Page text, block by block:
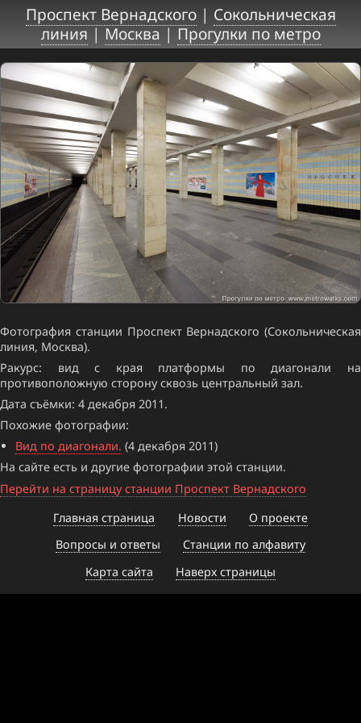
Проспект Вернадского| Сокольническая
линия|Москва|Прогулки по метро
Фотография станции Проспект Вернадского (Сокольническая
линия, Москва).
Ракурс: вид с края платформы по диагонали на
противоположную сторону сквозь центральный зал.
Дата съёмки: 4 декабря 2011.
Похожие фотографии:
Вид по диагонали. (4 декабря 2011)
На сайте есть и другие фотографии этой станции.
Перейти на страницу станции Проспект Вернадского
Главная страница
Новости
О проекте
Вопросы и ответы
Станции по алфавиту
Карта сайта
Наверх страницы